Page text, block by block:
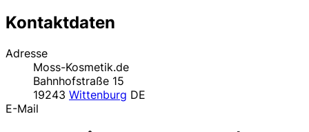
Kontaktdaten
Adresse
Moss-Kosmetik.de
Bahnhofstraße 15
19243 Wittenburg DE
E-Mail